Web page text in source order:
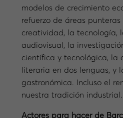
modelos de crecimiento
refuerzo de áreas punteras
creatividad, la tecnología,
audiovisual, la
científica y tecnológica, la
literaria en dos lenguas, y
gastronómica. Incluso el
nuestra tradición industrial.
Actores para hacer de